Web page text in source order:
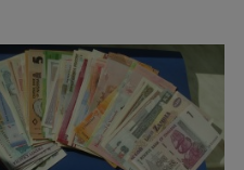
Cena regularna:18,99 zł
Najniższa cena:17,99 zł
do koszyka